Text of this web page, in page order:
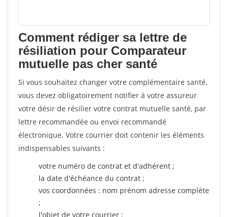
Comment rédiger sa lettre de
résiliation pour Comparateur
mutuelle pas cher santé
Si vous souhaitez changer votre complémentaire santé,
vous devez obligatoirement notifier à votre assureur
votre désir de résilier votre contrat mutuelle santé, par
lettre recommandée ou envoi recommandé
électronique. Votre courrier doit contenir les éléments
indispensables suivants :
votre numéro de contrat et d'adhérent ;
la date d'échéance du contrat ;
vos coordonnées : nom prénom adresse complète
;
l'objet de votre courrier ;